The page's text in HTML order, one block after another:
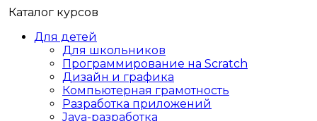
Каталог курсов
Для детей
Для школьников
Программирование на Scratch
Дизайн и графика
Компьютерная грамотность
Разработка приложений
Java-разработка